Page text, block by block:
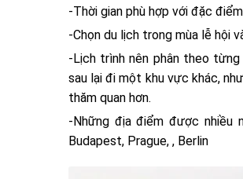
-Thời gian phù hợp với đặc
-Chọn du lịch trong mùa lễ hội
-Lịch trình nên phân theo từng
sau lại đi một khu vực khác,
thăm quan hơn.
-Những địa điểm được nhiều
Budapest, Prague, , Berlin